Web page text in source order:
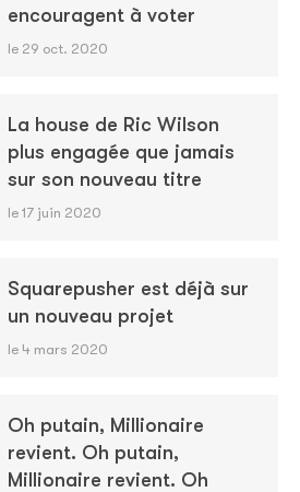
encouragent à voter
le 29 oct. 2020
La house de Ric Wilson
plus engagée que jamais
sur son nouveau titre
le 17 juin 2020
Squarepusher est déjà sur
un nouveau projet
le 4 mars 2020
Oh putain, Millionaire
revient. Oh putain,
Millionaire revient. Oh